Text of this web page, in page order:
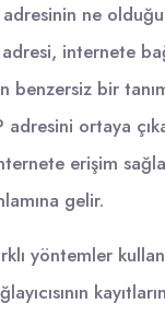
ne
internete
benzersiz bir
adresini ortaya
erişim
gelir.
yöntemler